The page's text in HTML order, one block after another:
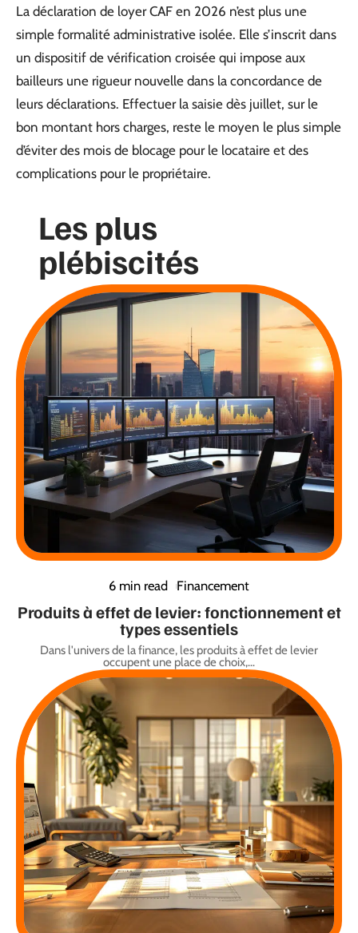
La déclaration de loyer CAF en 2026 n’est plus une
simple formalité administrative isolée. Elle s’inscrit dans
un dispositif de vérification croisée qui impose aux
bailleurs une rigueur nouvelle dans la concordance de
leurs déclarations. Effectuer la saisie dès juillet, sur le
bon montant hors charges, reste le moyen le plus simple
d’éviter des mois de blocage pour le locataire et des
complications pour le propriétaire.
Les plus
plébiscités
6 min read Financement
Produits à effet de levier: fonctionnement et
types essentiels
Dans l'univers de la finance, les produits à effet de levier
occupent une place de choix,…